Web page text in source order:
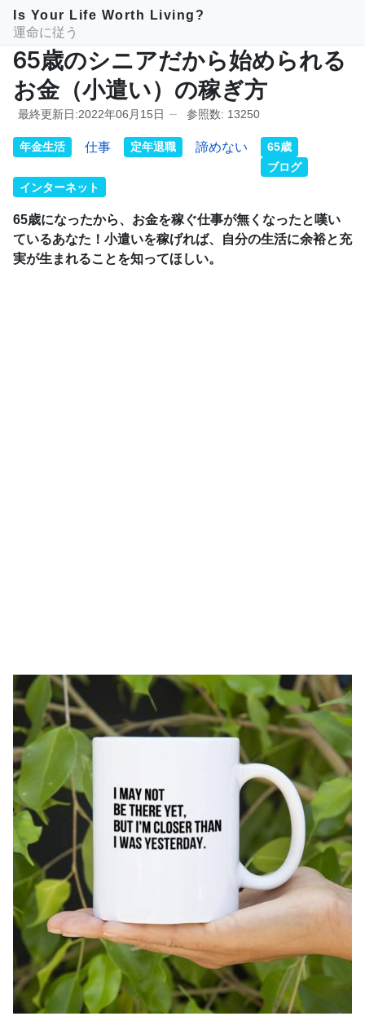
Is Your Life Worth Living?
運命に従う
65歳のシニアだから始められる
お金（小遣い）の稼ぎ方
最終更新日:2022年06月15日 参照数: 13250
年金生活 仕事 定年退職 諦めない
65歳
ブログ
インターネット
65歳になったから、お金を稼ぐ仕事が無くなったと嘆い
ているあなた！小遣いを稼げれば、自分の生活に余裕と充
実が生まれることを知ってほしい。